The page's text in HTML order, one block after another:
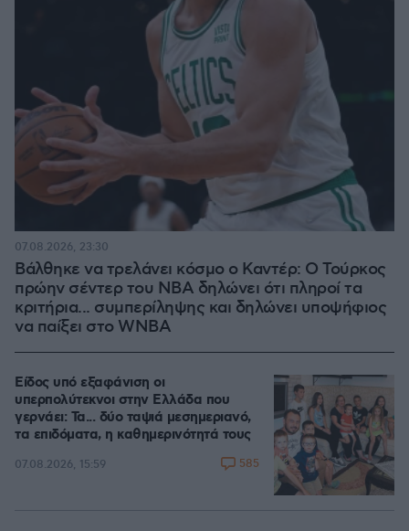
Βάλθηκε να τρελάνει κόσμο ο Καντέρ: Ο Τούρκος
πρώην σέντερ του NBA δηλώνει ότι πληροί τα
κριτήρια... συμπερίληψης και δηλώνει υποψήφιος
να παίξει στο WNBA
07.08.2026, 23:30
Είδος υπό εξαφάνιση οι
υπερπολύτεκνοι στην Ελλάδα που
γερνάει: Τα... δύο ταψιά μεσημεριανό,
τα επιδόματα, η καθημερινότητά τους
07.08.2026, 15:59 585